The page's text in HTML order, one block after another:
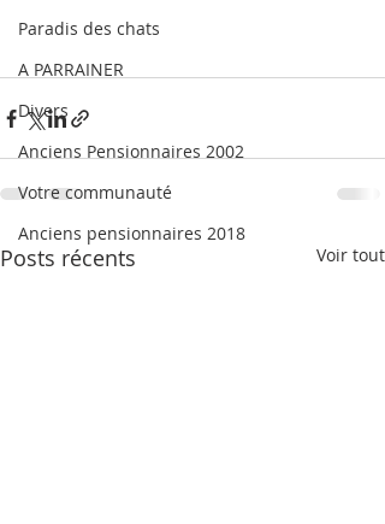
Paradis des chats
A PARRAINER
Divers
Anciens Pensionnaires 2002
Votre communauté
Anciens pensionnaires 2018
Posts récents Voir tout